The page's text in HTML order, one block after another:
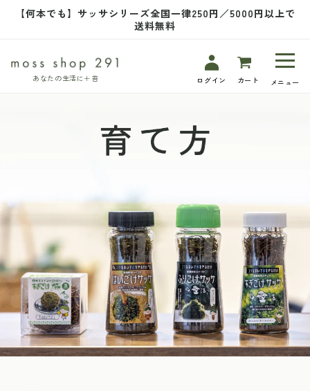
ンツに
【何本でも】サッサシリーズ全国一律250円／5000円以上で
送料無料
あなたの生活に＋苔 ログイン カート メニュー